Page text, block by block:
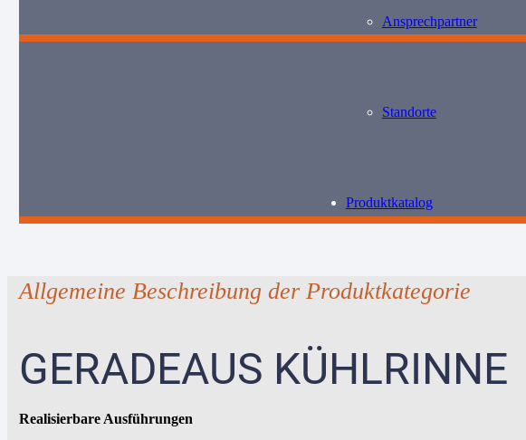
Ansprechpartner
Standorte
Produktkatalog
Allgemeine Beschreibung der Produktkategorie
GERADEAUS KÜHLRINNE
Realisierbare Ausführungen